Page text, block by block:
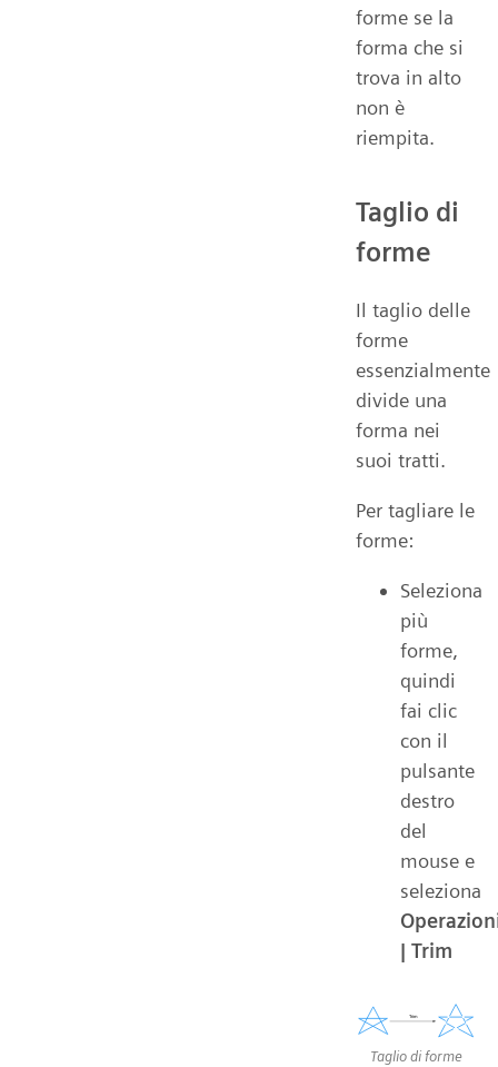
forme se la
forma che si
trova in alto
non è
riempita.
Taglio di
forme
Il taglio delle
forme
essenzialmente
divide una
forma nei
suoi tratti.
Per tagliare le
forme:
Seleziona
più
forme,
quindi
fai clic
con il
pulsante
destro
del
mouse e
seleziona
| Trim
Taglio di forme